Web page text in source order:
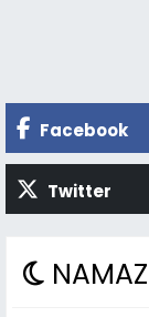
Facebook
Twitter